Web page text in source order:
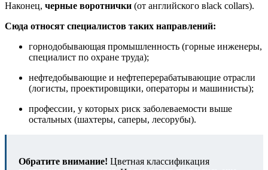
Наконец, черные воротнички (от английского вlack сollars).
Сюда относят специалистов таких направлений:
горнодобывающая промышленность (горные инженеры,
специалист по охране труда);
нефтедобывающие и нефтеперерабатывающие отрасли
(логисты, проектировщики, операторы и машинисты);
профессии, у которых риск заболеваемости выше
остальных (шахтеры, саперы, лесорубы).
Обратите внимание! Цветная классификация